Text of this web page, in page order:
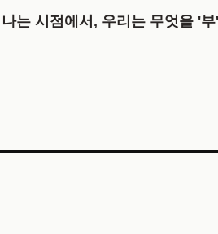
는 시점에서, 우리는 무엇을 '